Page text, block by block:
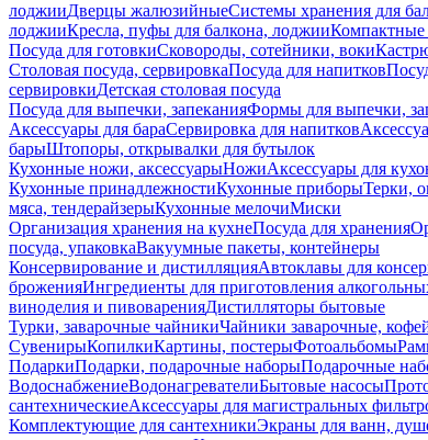
лоджииДверцы жалюзийныеСистемы хранения для
лоджииКресла, пуфы для балкона, лоджииКомпактные
Посуда для готовкиСковороды, сотейники, воки
Столовая посуда, сервировкаПосуда для напитков
сервировкиДетская столовая посуда
Посуда для выпечки, запеканияФормы для выпечки,
Аксессуары для бараСервировка для напитков
барыШтопоры, открывалки для бутылок
Кухонные ножи, аксессуарыНожиАксессуары для
Кухонные принадлежностиКухонные приборыТерки,
мяса, тендерайзерыКухонные мелочиМиски
Организация хранения на кухнеПосуда для хранения
посуда, упаковкаВакуумные пакеты, контейнеры
Консервирование и дистилляцияАвтоклавы для
броженияИнгредиенты для приготовления
виноделия и пивоваренияДистилляторы бытовые
Турки, заварочные чайникиЧайники заварочные,
СувенирыКопилкиКартины, постерыФотоальбомы
ПодаркиПодарки, подарочные наборыПодарочные
ВодоснабжениеВодонагревателиБытовые насосы
сантехническиеАксессуары для магистральных
Комплектующие для сантехникиЭкраны для ванн,